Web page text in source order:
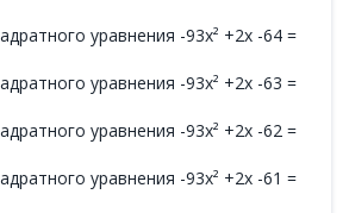
уравнения -93x² +2x -64 =
уравнения -93x² +2x -63 =
уравнения -93x² +2x -62 =
уравнения -93x² +2x -61 =